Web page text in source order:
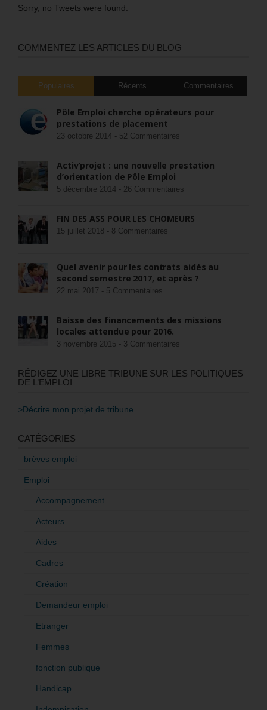
Sorry, no Tweets were found.
COMMENTEZ LES ARTICLES DU BLOG
Populaires Récents Commentaires
Pôle Emploi cherche opérateurs pour
prestations de placement
23 octobre 2014 - 52 Commentaires
Activ’projet : une nouvelle prestation
d’orientation de Pôle Emploi
5 décembre 2014 - 26 Commentaires
FIN DES ASS POUR LES CHÔMEURS
15 juillet 2018 - 8 Commentaires
Quel avenir pour les contrats aidés au
second semestre 2017, et après ?
22 mai 2017 - 5 Commentaires
Baisse des financements des missions
locales attendue pour 2016.
3 novembre 2015 - 3 Commentaires
RÉDIGEZ UNE LIBRE TRIBUNE SUR LES POLITIQUES
DE L’EMPLOI
>Décrire mon projet de tribune
CATÉGORIES
brèves emploi
Emploi
Accompagnement
Acteurs
Aides
Cadres
Création
Demandeur emploi
Etranger
Femmes
fonction publique
Handicap